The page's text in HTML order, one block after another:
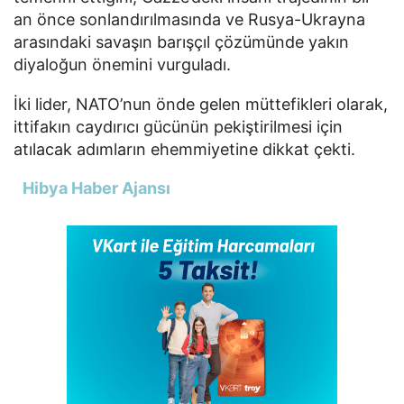
an önce sonlandırılmasında ve Rusya-Ukrayna
arasındaki savaşın barışçıl çözümünde yakın
diyaloğun önemini vurguladı.
İki lider, NATO’nun önde gelen müttefikleri olarak,
ittifakın caydırıcı gücünün pekiştirilmesi için
atılacak adımların ehemmiyetine dikkat çekti.
Hibya Haber Ajansı